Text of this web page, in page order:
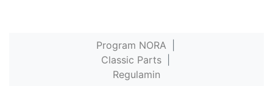
Program NORA
Classic Parts
Regulamin